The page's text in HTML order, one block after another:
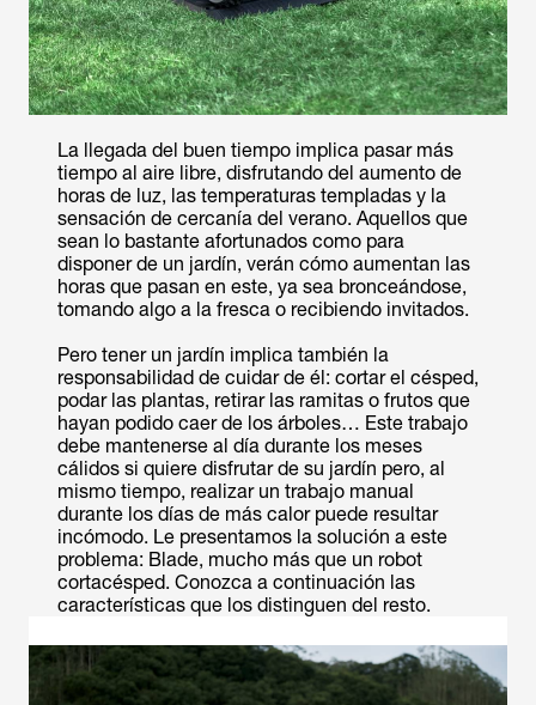
La llegada del buen tiempo implica pasar más
tiempo al aire libre, disfrutando del aumento de
horas de luz, las temperaturas templadas y la
sensación de cercanía del verano. Aquellos que
sean lo bastante afortunados como para
disponer de un jardín, verán cómo aumentan las
horas que pasan en este, ya sea bronceándose,
tomando algo a la fresca o recibiendo invitados.
Pero tener un jardín implica también la
responsabilidad de cuidar de él: cortar el césped,
podar las plantas, retirar las ramitas o frutos que
hayan podido caer de los árboles… Este trabajo
debe mantenerse al día durante los meses
cálidos si quiere disfrutar de su jardín pero, al
mismo tiempo, realizar un trabajo manual
durante los días de más calor puede resultar
incómodo. Le presentamos la solución a este
problema: Blade, mucho más que un robot
cortacésped. Conozca a continuación las
características que los distinguen del resto.